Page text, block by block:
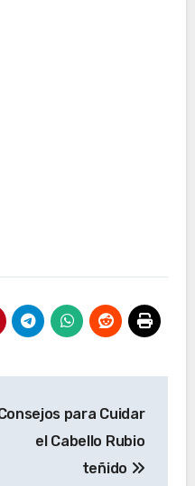
para Cuidar
el Cabello Rubio
teñido